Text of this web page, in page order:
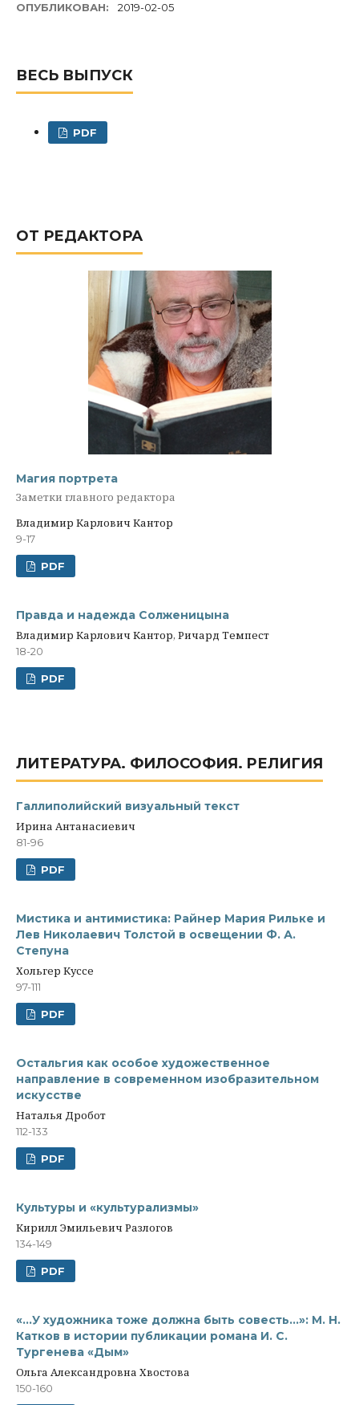
ОПУБЛИКОВАН: 2019-02-05
ВЕСЬ ВЫПУСК
PDF
ОТ РЕДАКТОРА
Магия портрета
Заметки главного редактора
Владимир Карлович Кантор
9-17
PDF
Правда и надежда Солженицына
Владимир Карлович Кантор, Ричард Темпест
18-20
PDF
ЛИТЕРАТУРА. ФИЛОСОФИЯ. PЕЛИГИЯ
Галлиполийский визуальный текст
Ирина Антанасиевич
81-96
PDF
Мистика и антимистика: Райнер Мария Рильке и
Лев Николаевич Толстой в освещении Ф. А.
Степуна
Хольгер Куссе
97-111
PDF
Остальгия как особое художественное
направление в современном изобразительном
искусстве
Наталья Дробот
112-133
PDF
Культуры и «культурализмы»
Кирилл Эмильевич Разлогов
134-149
PDF
«…У художника тоже должна быть совесть…»: М. Н.
Катков в истории публикации романа И. С.
Тургенева «Дым»
Ольга Aлександровна Хвостова
150-160